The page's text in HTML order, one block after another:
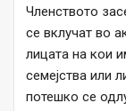
Членството
се вклучат во
лицата на кои
семејства или
потешко се